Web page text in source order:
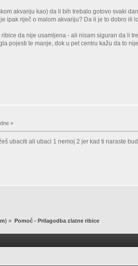
akvariju kao) da li bih trebalo gotovo svaki
ipak riječ o malom akvariju? Da li je to dobro ili
da nije usamljena - ali nisam siguran da li
pojesti te manje, dok u pet centru kažu da to
»
ubaciti ali ubaci 1 nemoj 2 jer kad ti naraste
) » Pomoć - Prilagodba zlatne ribice